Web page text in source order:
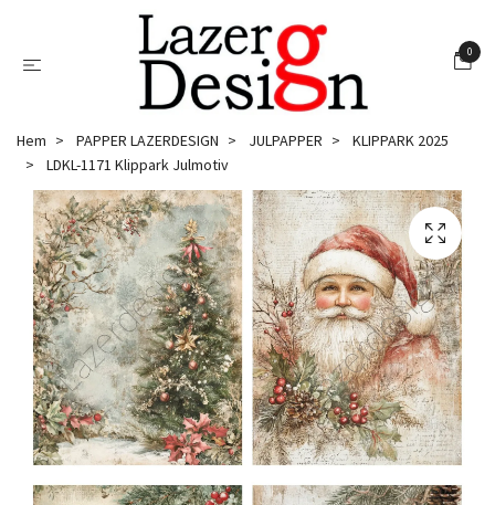
0
Hem PAPPER LAZERDESIGN JULPAPPER
KLIPPARK 2025
LDKL-1171 Klippark Julmotiv